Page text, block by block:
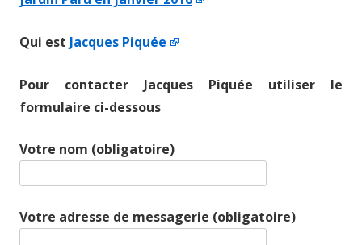
Qui est Jacques Piquée
Pour contacter Jacques Piquée utiliser le
formulaire ci-dessous
Votre nom (obligatoire)
Votre adresse de messagerie (obligatoire)